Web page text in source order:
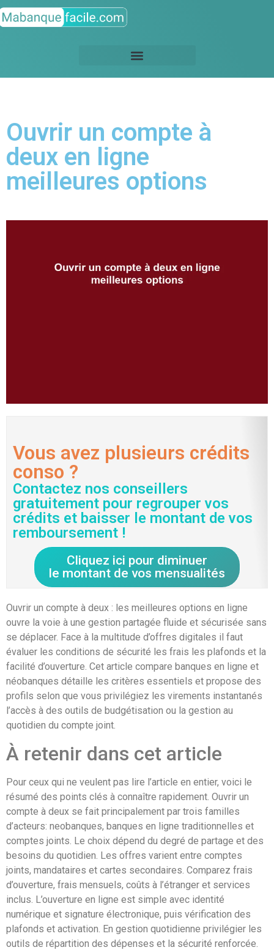
Ouvrir un compte à
deux en ligne
meilleures options
Vous avez plusieurs crédits
conso ?
Contactez nos conseillers
gratuitement pour regrouper vos
crédits et baisser le montant de vos
remboursement !
Cliquez ici pour diminuer
le montant de vos mensualités
Ouvrir un compte à deux : les meilleures options en ligne
ouvre la voie à une gestion partagée fluide et sécurisée sans
se déplacer. Face à la multitude d’offres digitales il faut
évaluer les conditions de sécurité les frais les plafonds et la
facilité d’ouverture. Cet article compare banques en ligne et
néobanques détaille les critères essentiels et propose des
profils selon que vous privilégiez les virements instantanés
l’accès à des outils de budgétisation ou la gestion au
quotidien du compte joint.
À retenir dans cet article
Pour ceux qui ne veulent pas lire l’article en entier, voici le
résumé des points clés à connaître rapidement. Ouvrir un
compte à deux se fait principalement par trois familles
d’acteurs: neobanques, banques en ligne traditionnelles et
comptes joints. Le choix dépend du degré de partage et des
besoins du quotidien. Les offres varient entre comptes
joints, mandataires et cartes secondaires. Comparez frais
d’ouverture, frais mensuels, coûts à l’étranger et services
inclus. L’ouverture en ligne est simple avec identité
numérique et signature électronique, puis vérification des
plafonds et activation. En gestion quotidienne privilégier les
outils de répartition des dépenses et la sécurité renforcée.